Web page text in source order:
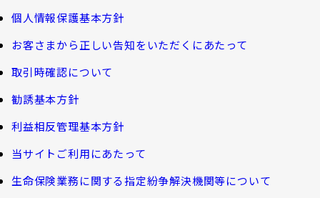
マイナンバーカードによるお手続き
その他のお手続き
ご契約者さま向けサービス
諸利率のお知らせ
お客さま宛通知「大樹生命からのお知ら
大樹あんしんナビゲーター
福利厚生制度等
ガイドブック「団体保険における保険金・給付金
のご請求手続きとお支払いについて」
大樹 企業保険ダイレクトシステム（団体保険の
各種照会・お手続きサービス）
団体年金制度関連
団体年金制度
お金について知る
公的保障試算ツール
相続税シミュレーション
教育費シミュレーター
長生き診断
トップメッセージ
会社情報
業績案内
お客さま本位の業務運営
サステナビリティ経営
個人情報保護基本方針
お客さまから正しい告知をいただくにあたって
取引時確認について
勧誘基本方針
利益相反管理基本方針
当サイトご利用にあたって
生命保険業務に関する指定紛争解決機関等について